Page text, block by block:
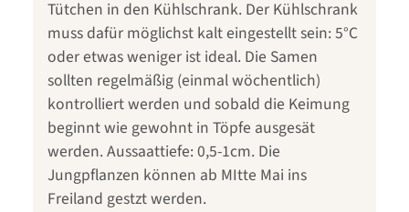
Tütchen in den Kühlschrank. Der Kühlschrank
muss dafür möglichst kalt eingestellt sein: 5°C
oder etwas weniger ist ideal. Die Samen
sollten regelmäßig (einmal wöchentlich)
kontrolliert werden und sobald die Keimung
beginnt wie gewohnt in Töpfe ausgesät
werden. Aussaattiefe: 0,5-1cm. Die
Jungpflanzen können ab MItte Mai ins
Freiland gestzt werden.